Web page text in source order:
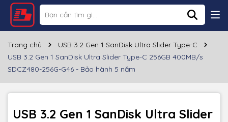
Trang chủ
USB 3.2 Gen 1 SanDisk Ultra Slider Type-C
USB 3.2 Gen 1 SanDisk Ultra Slider Type-C 256GB 400MB/s
SDCZ480-256G-G46 - Bảo hành 5 năm
USB 3.2 Gen 1 SanDisk Ultra Slider
Thông số kỹ thuật
Thương hiệu SANDISK
Cổng giao tiếp USB Type C